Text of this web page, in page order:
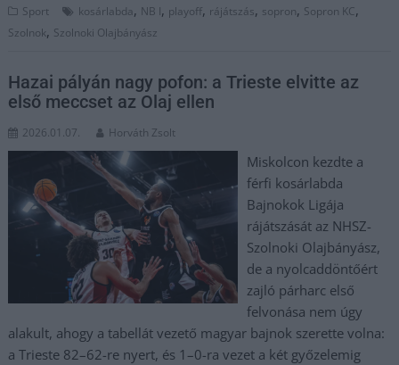
Sport kosárlabda, NB I, playoff, rájátszás, sopron, Sopron KC,
Szolnok, Szolnoki Olajbányász
Hazai pályán nagy pofon: a Trieste elvitte az
első meccset az Olaj ellen
2026.01.07. Horváth Zsolt
Miskolcon kezdte a
férfi kosárlabda
Bajnokok Ligája
rájátszását az NHSZ-
Szolnoki Olajbányász,
de a nyolcaddöntőért
zajló párharc első
felvonása nem úgy
alakult, ahogy a tabellát vezető magyar bajnok szerette volna:
a Trieste 82–62-re nyert, és 1–0-ra vezet a két győzelemig